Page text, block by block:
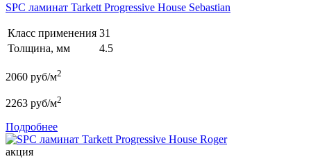
SPC ламинат Tarkett Progressive House Sebastian
Класс применения 31
Толщина, мм
4.5
2060 руб/м2
2263 руб/м2
Подробнее
акция